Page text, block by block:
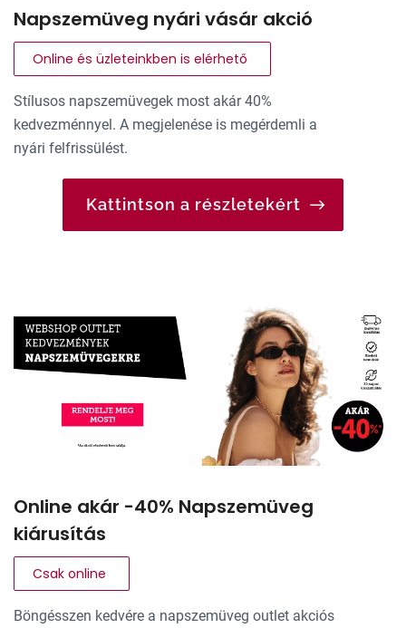
Napszemüveg nyári vásár akció
Online és üzleteinkben is elérhető
Stílusos napszemüvegek most akár 40%
kedvezménnyel. A megjelenése is megérdemli a
nyári felfrissülést.
Kattintson a részletekért
Online akár -40% Napszemüveg
kiárusítás
Csak online
Böngésszen kedvére a napszemüveg outlet akciós